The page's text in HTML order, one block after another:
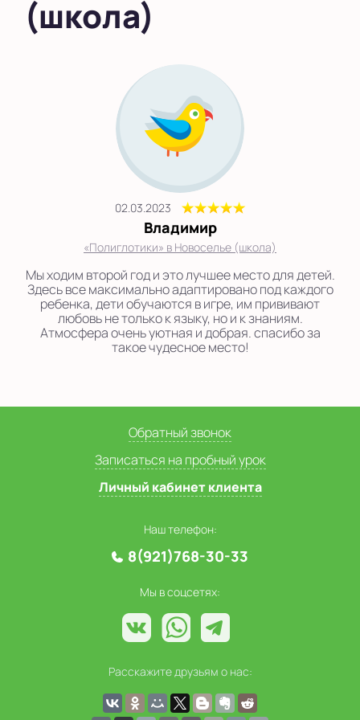
(школа)
02.03.2023
Владимир
«Полиглотики» в Новоселье (школа)
Мы ходим второй год и это лучшее место для детей.
Здесь все максимально адаптировано под каждого
ребенка, дети обучаются в игре, им прививают
любовь не только к языку, но и к знаниям.
Атмосфера очень уютная и добрая. спасибо за
такое чудесное место!
Обратный звонок
Записаться на пробный урок
Личный кабинет клиента
Наш телефон:
8(921)768-30-33
Мы в соцсетях:
Расскажите друзьям о нас: